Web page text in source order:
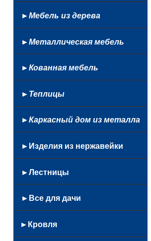
стеклом
С
автоматикой
Маршевые
Кованые
Профнастил
бассейн
Из
лексана
Из
профнастила
поликарбоната
►Мебель из дерева
►Металлическая мебель
Столы
и
стулья
Сушилки
для
►Кованная мебель
люстры
и
фонари
Беседки
Качели
Качели
Кованная
кровать
Кованные
►Теплицы
►Каркасный дом из металла
►Изделия из нержавейки
Каркасы
лестниц
Перила
►Лестницы
Простые
Лестницы
нержавейки
►Все для дачи
Скамейки
►Кровля